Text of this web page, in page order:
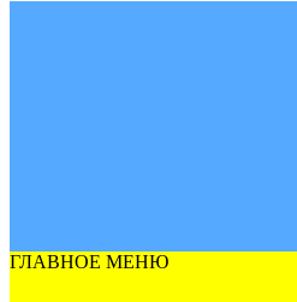
ГЛАВНОЕ МЕНЮ